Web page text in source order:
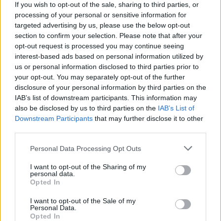
If you wish to opt-out of the sale, sharing to third parties, or
processing of your personal or sensitive information for
targeted advertising by us, please use the below opt-out
section to confirm your selection. Please note that after your
opt-out request is processed you may continue seeing
interest-based ads based on personal information utilized by
us or personal information disclosed to third parties prior to
your opt-out. You may separately opt-out of the further
disclosure of your personal information by third parties on the
IAB’s list of downstream participants. This information may
also be disclosed by us to third parties on the IAB’s List of
Downstream Participants that may further disclose it to other
Personal Data Processing Opt Outs
I want to opt-out of the Sharing of my
personal data.
Opted In
I want to opt-out of the Sale of my
Personal Data.
Opted In
*Caz grav la Timișoara: pacienți fals vaccinați
ajung în stare critică la spital. Unii medici de
familie eliberează certificate false pentru o
șpagă de 300 de euro
*CNA somează televiziunea lui Pandele pentru
propaganda anti-vaccinare a lui Mădălin
Ionescu. „Ținta emisiunilor a fost discreditarea
vaccinului”
dreptate: prețul era umflat. Romprest acceptă
să facă salubritatea în Sectorul 1 la jumătate
din prețul inițial